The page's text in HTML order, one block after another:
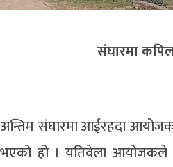
महोत्सव,
संघारमा आईरहदा
हो । यतिवेला